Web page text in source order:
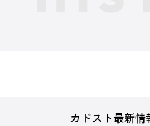
カドスト最新情